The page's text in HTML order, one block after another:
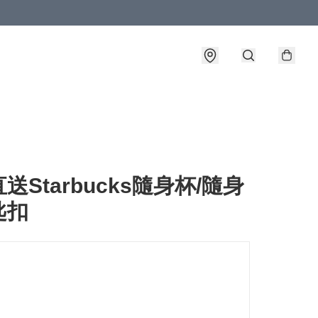
送Starbucks隨身杯/隨身
扣